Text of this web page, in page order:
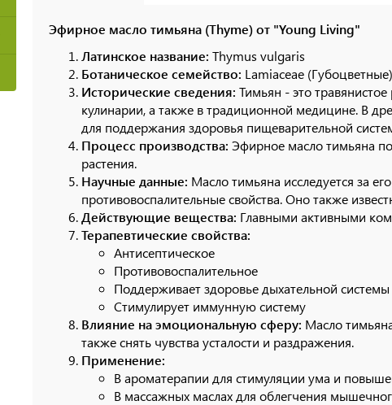
Эфирное масло тимьяна (Thyme) от "Young Living"
Латинское название: Thymus vulgaris
Ботаническое семейство: Lamiaceae (Губоцветные)
Исторические сведения: Тимьян - это
кулинарии, а также в традиционной медицине. В
для поддержания здоровья пищеварительной
Процесс производства: Эфирное масло тимьяна
растения.
Научные данные: Масло тимьяна исследуется за
противовоспалительные свойства. Оно также
Действующие вещества: Главными активными
Терапевтические свойства:
Антисептическое
Противовоспалительное
Поддерживает здоровье дыхательной системы
Стимулирует иммунную систему
Влияние на эмоциональную сферу: Масло
также снять чувства усталости и раздражения.
Применение:
В ароматерапии для стимуляции ума и
В массажных маслах для облегчения